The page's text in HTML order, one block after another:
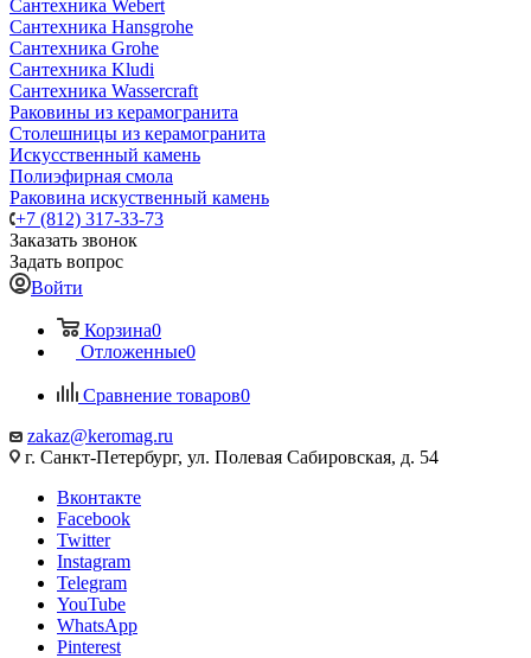
Сантехника Webert
Сантехника Hansgrohe
Сантехника Grohe
Сантехника Kludi
Сантехника Wassercraft
Раковины из керамогранита
Столешницы из керамогранита
Искусственный камень
Полиэфирная смола
Раковина искуственный камень
+7 (812) 317-33-73
Заказать звонок
Задать вопрос
Войти
Корзина0
Отложенные0
Сравнение товаров0
zakaz@keromag.ru
г. Санкт-Петербург, ул. Полевая Сабировская, д. 54
Вконтакте
Facebook
Twitter
Instagram
Telegram
YouTube
WhatsApp
Pinterest